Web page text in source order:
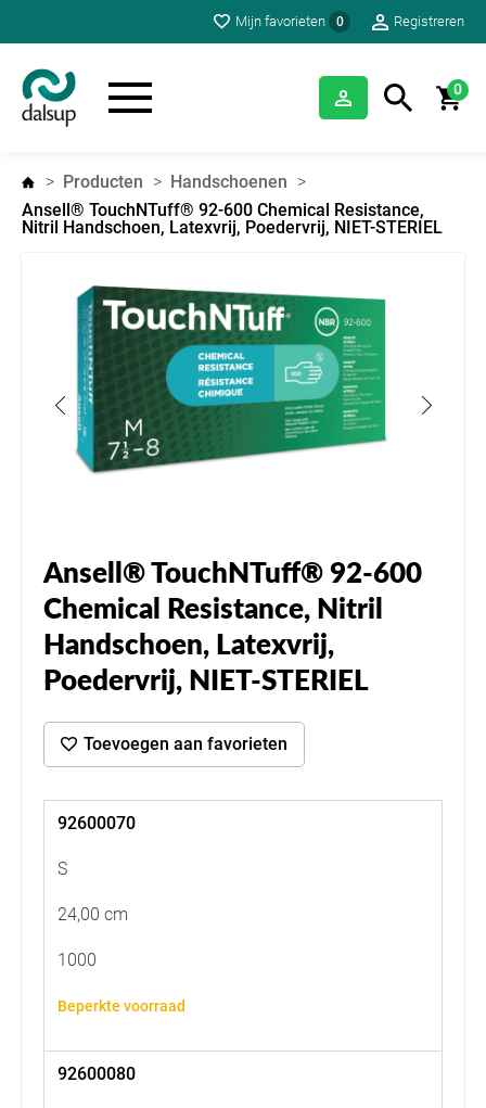
Mijn favorieten 0 Registreren
0
Producten
Handschoenen
Ansell® TouchNTuff® 92-600 Chemical Resistance,
Nitril Handschoen, Latexvrij, Poedervrij, NIET-STERIEL
Ansell® TouchNTuff® 92-600
Chemical Resistance, Nitril
Handschoen, Latexvrij,
Poedervrij, NIET-STERIEL
Toevoegen aan favorieten
92600070
S
24,00 cm
1000
Beperkte voorraad
92600080